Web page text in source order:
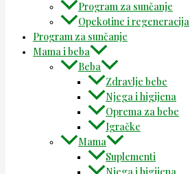
Program za sunčanje
Opekotine i regeneracija
Program za sunčanje
Mama i beba
Beba
Zdravlje bebe
Njega i higijena
Oprema za bebe
Igračke
Mama
Suplementi